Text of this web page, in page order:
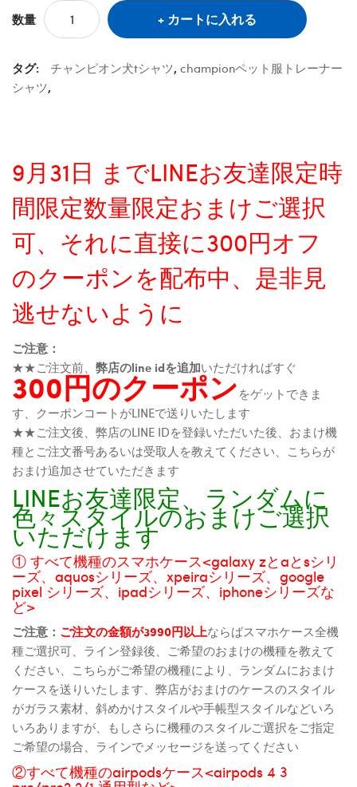
数量 カートに入れる
タグ: チャンピオン犬tシャツ, championペット服トレーナー
シャツ,
9月31日 までLINEお友達限定時
間限定数量限定おまけご選択
可、それに直接に300円オフ
のクーポンを配布中、是非見
逃せないように
ご注意：
★★ご注文前、 弊店のline idを追加いただければすぐ
300円のクーポンをゲットできま
す、クーポンコートがLINEで送りいたします
★★ご注文後、弊店のLINE IDを登録いただいた後、おまけ機
種とご注文番号あるいは受取人を教えてください、こちらが
おまけ追加させていただきます
LINEお友達限定、ランダムに
色々スタイルのおまけご選択
いただけます
① すべて機種のスマホケース<galaxy zとaとsシリ
ーズ、aquosシリーズ、xpeiraシリーズ、google
pixel シリーズ、ipadシリーズ、iphoneシリーズな
ど>
ご注意： ご注文の金額が3990円以上ならばスマホケース全機
種ご選択可、ライン登録後、ご希望のおまけの機種を教えて
ください、こちらがご希望の機種により、ランダムにおまけ
ケースを送りいたします、弊店がおまけのケースのスタイル
がガラス素材、斜めかけスタイルや手帳型スタイルなどいろ
いろありますが、もしさらに機種のスタイルご選択をご指定
ご希望の場合、ラインでメッセージを送ってください
②すべて機種のairpodsケース<airpods 4 3